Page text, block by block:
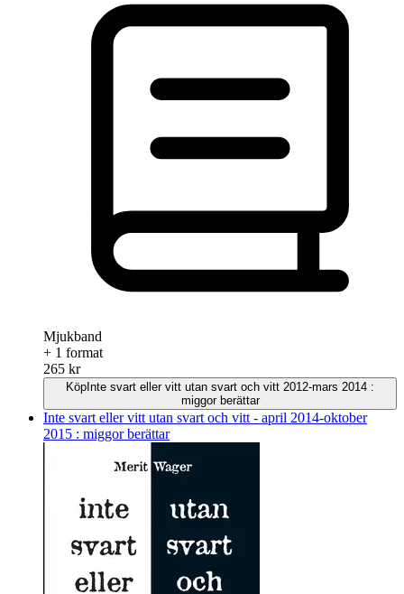
Mjukband
+ 1 format
265 kr
Köp Inte svart eller vitt utan svart och vitt 2012-mars 2014 :
miggor berättar
Inte svart eller vitt utan svart och vitt - april 2014-oktober
2015 : miggor berättar